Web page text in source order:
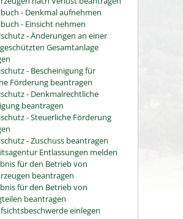
- Denkmal aufnehmen
- Einsicht nehmen
- Änderungen an einer
Gesamtanlage
- Bescheinigung für
Förderung beantragen
- Denkmalrechtliche
beantragen
- Steuerliche Förderung
- Zuschuss beantragen
Entlassungen melden
für den Betrieb von
beantragen
für den Betrieb von
beantragen
einlegen